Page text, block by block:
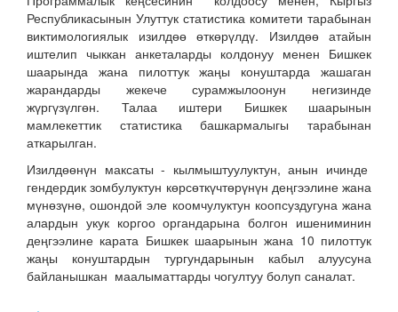
Республикасынын Улуттук статистика комитети тарабынан
виктимологиялык изилдөө өткөрүлдү. Изилдөө атайын
иштелип чыккан анкеталарды колдонуу менен Бишкек
шаарында жана пилоттук жаңы конуштарда жашаган
жарандарды жекече сурамжылоонун негизинде
жүргүзүлгөн. Талаа иштери Бишкек шаарынын
мамлекеттик статистика башкармалыгы тарабынан
аткарылган.
Изилдөөнүн максаты - кылмыштуулуктун, анын ичинде
гендердик зомбулуктун көрсөткүчтөрүнүн деңгээлине жана
мүнөзүнө, ошондой эле коомчулуктун коопсуздугуна жана
алардын укук коргоо органдарына болгон ишениминин
деңгээлине карата Бишкек шаарынын жана 10 пилоттук
жаңы конуштардын тургундарынын кабыл алуусуна
байланышкан маалыматтарды чогултуу болуп саналат.